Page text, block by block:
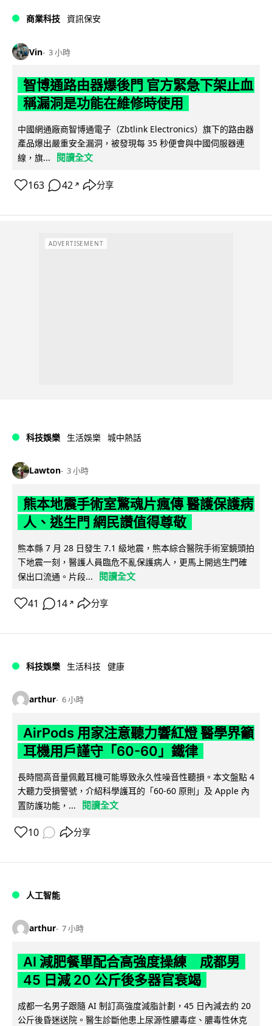
商業科技 資訊保安
Vin 3 小時
智博通路由器爆後門 官方緊急下架止血
稱漏洞是功能在維修時使用
中國網通廠商智博通電子（Zbtlink Electronics）旗下的路由器
產品爆出嚴重安全漏洞，被發現每 35 秒便會與中國伺服器連
線，旗...
閱讀全文
163 42 ↗ 分享
ADVERTISEMENT
科技娛樂 生活娛樂 城中熱話
Lawton 3 小時
熊本地震手術室驚魂片瘋傳 醫護保護病
人、逃生門 網民讚值得尊敬
熊本縣 7 月 28 日發生 7.1 級地震，熊本綜合醫院手術室鏡頭拍
下地震一刻，醫護人員臨危不亂保護病人，更馬上開逃生門確
保出口流通。片段...
閱讀全文
41 14 ↗ 分享
科技娛樂 生活科技 健康
arthur 6 小時
AirPods 用家注意聽力響紅燈 醫學界籲
耳機用戶謹守「60-60」鐵律
長時間高音量佩戴耳機可能導致永久性噪音性聽損。本文盤點 4
大聽力受損警號，介紹科學護耳的「60-60 原則」及 Apple 內
置防護功能，...
閱讀全文
10 分享
人工智能
arthur 7 小時
AI 減肥餐單配合高強度操練 成都男
45 日減 20 公斤後多器官衰竭
成都一名男子跟隨 AI 制訂高強度減脂計劃，45 日內減去約 20
公斤後昏迷送院。醫生診斷他患上尿源性膿毒症、膿毒性休克